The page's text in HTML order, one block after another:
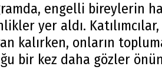
engelli bireylerin
yer aldı.
kalırken, onların
bir kez daha gözler